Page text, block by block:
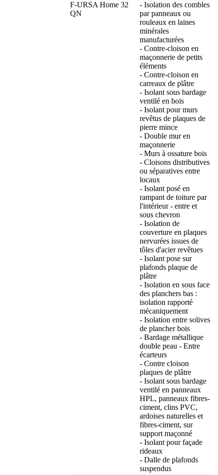
F-URSA Home 32
QN
- Isolation des combles
par panneaux ou
rouleaux en laines
minérales
manufacturées
- Contre-cloison en
maçonnerie de petits
éléments
- Contre-cloison en
carreaux de plâtre
- Isolant sous bardage
ventilé en bois
- Isolant pour murs
revêtus de plaques de
pierre mince
- Double mur en
maçonnerie
- Murs à ossature bois
- Cloisons distributives
ou séparatives entre
locaux
- Isolant posé en
rampant de toiture par
l'intérieur - entre et
sous chevron
- Isolation de
couverture en plaques
nervurées issues de
tôles d'acier revêtues
- Isolant pose sur
plafonds plaque de
plâtre
- Isolation en sous face
des planchers bas :
isolation rapporté
mécaniquement
- Isolation entre solives
de plancher bois
- Bardage métallique
double peau - Entre
écarteurs
- Contre cloison
plaques de plâtre
- Isolant sous bardage
ventilé en panneaux
HPL, panneaux fibres-
ciment, clins PVC,
ardoises naturelles et
fibres-ciment, sur
support maçonné
- Isolant pour façade
rideaux
- Dalle de plafonds
suspendus